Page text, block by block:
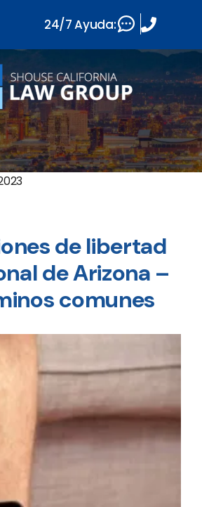
de libertad
de Arizona –
comunes
24/7 Ayuda: